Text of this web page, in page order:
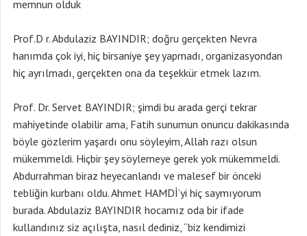
memnun olduk
Prof.D r. Abdulaziz BAYINDIR; doğru gerçekten Nevra
hanımda çok iyi, hiç birsaniye şey yapmadı, organizasyondan
hiç ayrılmadı, gerçekten ona da teşekkür etmek lazım.
Prof. Dr. Servet BAYINDIR; şimdi bu arada gerçi tekrar
mahiyetinde olabilir ama, Fatih sunumun onuncu dakikasında
böyle gözlerim yaşardı onu söyleyim, Allah razı olsun
mükemmeldi. Hiçbir şey söylemeye gerek yok mükemmeldi.
Abdurrahman biraz heyecanlandı ve malesef bir önceki
tebliğin kurbanı oldu. Ahmet HAMDİ’yi hiç saymıyorum
burada. Abdulaziz BAYINDIR hocamız oda bir ifade
kullandınız siz açılışta, nasıl dediniz, “biz kendimizi